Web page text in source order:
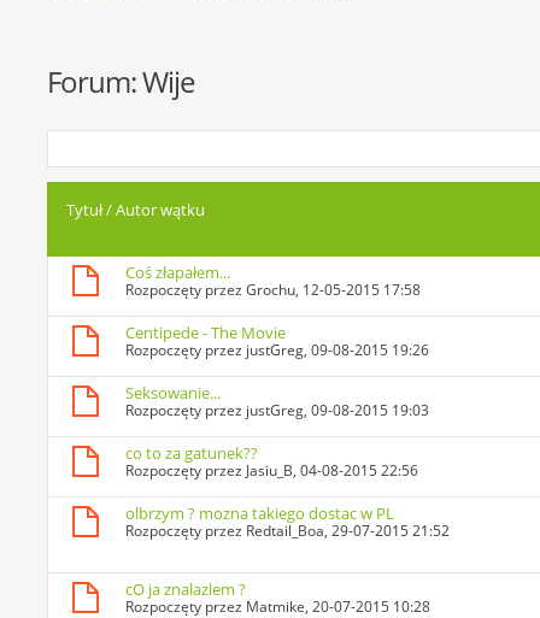
Forum:Wije
Tytuł/Autor wątku
Coś złapałem...
Rozpoczęty przezGrochu, 12-05-2015 17:58
Centipede - The Movie
Rozpoczęty przez justGreg, 09-08-2015 19:26
Seksowanie...
Rozpoczęty przez justGreg, 09-08-2015 19:03
co to za gatunek??
Rozpoczęty przez Jasiu_B, 04-08-2015 22:56
olbrzym ? mozna takiego dostac w PL
Rozpoczęty przez Redtail_Boa, 29-07-2015 21:52
cO ja znalazlem ?
Rozpoczęty przez Matmike, 20-07-2015 10:28